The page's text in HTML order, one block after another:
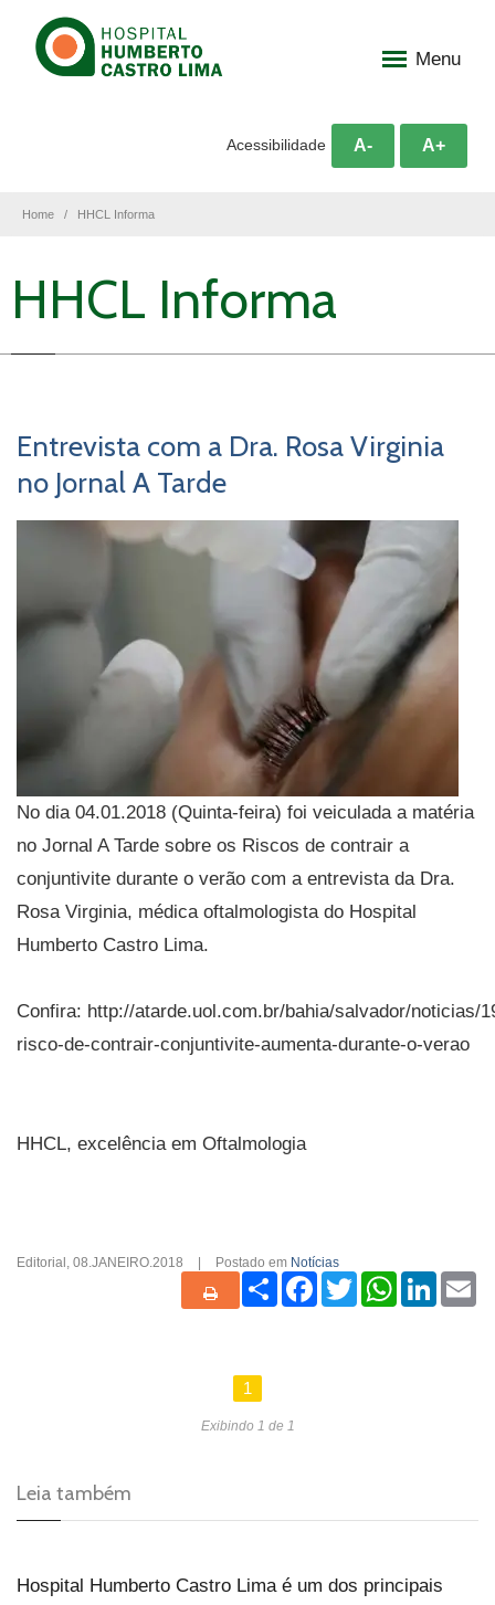
Menu
Acessibilidade A- A+
Home HHCL Informa
HHCL Informa
Entrevista com a Dra. Rosa Virginia
no Jornal A Tarde
No dia 04.01.2018 (Quinta-feira) foi veiculada a matéria
no Jornal A Tarde sobre os Riscos de contrair a
conjuntivite durante o verão com a entrevista da Dra.
Rosa Virginia, médica oftalmologista do Hospital
Humberto Castro Lima.
Confira: http://atarde.uol.com.br/bahia/salvador/noticias/
risco-de-contrair-conjuntivite-aumenta-durante-o-verao
HHCL, excelência em Oftalmologia
Editorial , 08.JANEIRO.2018 Postado em Notícias
ShareFacebook
TwitterWhatsApp
1
Exibindo 1 de 1
Leia também
Hospital Humberto Castro Lima é um dos principais